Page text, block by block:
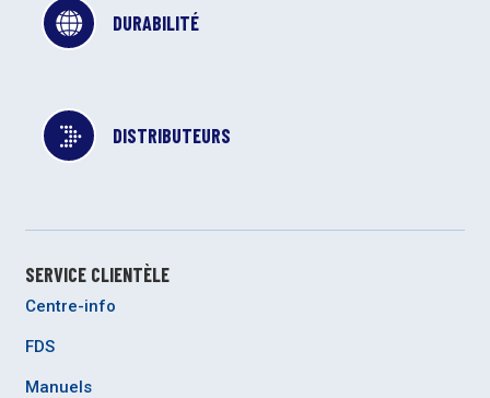
DURABILITÉ
DISTRIBUTEURS
SERVICE CLIENTÈLE
Centre-info
FDS
Manuels